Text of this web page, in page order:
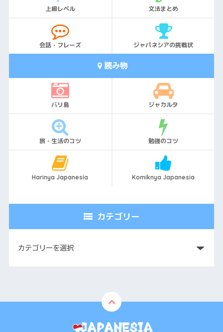
上級レベル 文法まとめ
会話・フレーズ ジャパネシアの挑戦状
読み物
バリ島 ジャカルタ
旅・生活のコツ 勉強のコツ
Harinya Japanesia Komiknya Japanesia
カテゴリー